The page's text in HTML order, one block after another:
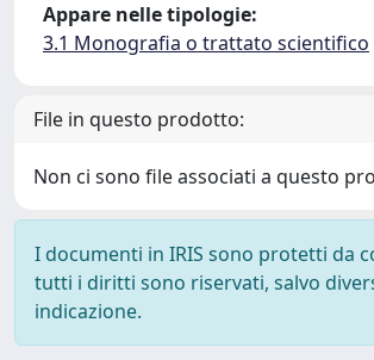
Appare nelle tipologie:
3.1 Monografia o trattato scientifico
File in questo prodotto:
Non ci sono file associati a questo
I documenti in IRIS sono protetti da
tutti i diritti sono riservati, salvo
indicazione.